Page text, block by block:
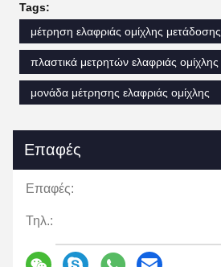
Tags:
μέτρηση ελαφριάς ομίχλης μετάδοσης
πλαστικά μετρητών ελαφριάς ομίχλης
μονάδα μέτρησης ελαφριάς ομίχλης
Επαφές
Επαφές:
Τηλ.: